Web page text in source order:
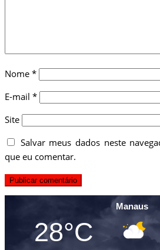
Nome *
E-mail *
Site
Salvar meus dados neste
que eu comentar.
Manaus
28°C